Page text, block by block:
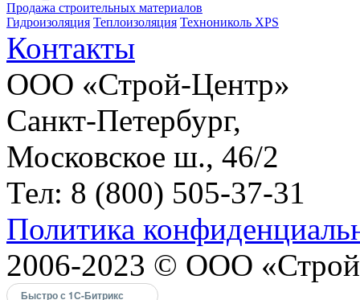
Продажа строительных материалов
Гидроизоляция Теплоизоляция Технониколь XPS
Контакты
ООО «Строй-Центр»
Санкт-Петербург,
Московское ш., 46/2
Тел: 8 (800) 505-37-31
Политика
2006-2023 © ООО
Быстро с 1С-Битрикс